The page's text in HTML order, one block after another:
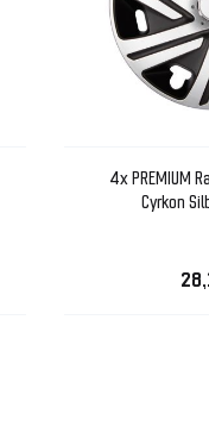
4x PREMIUM
Cyrkon